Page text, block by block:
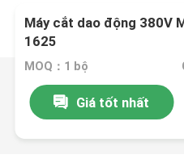
Máy cắt dao động 380V
1625
MOQ：1 bộ
Giá tốt nhất